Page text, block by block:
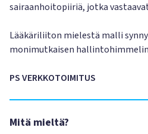
sairaanhoitopiiriä, jotka
Lääkäriliiton mielestä malli
monimutkaisen
PS VERKKOTOIMITUS
Mitä mieltä?